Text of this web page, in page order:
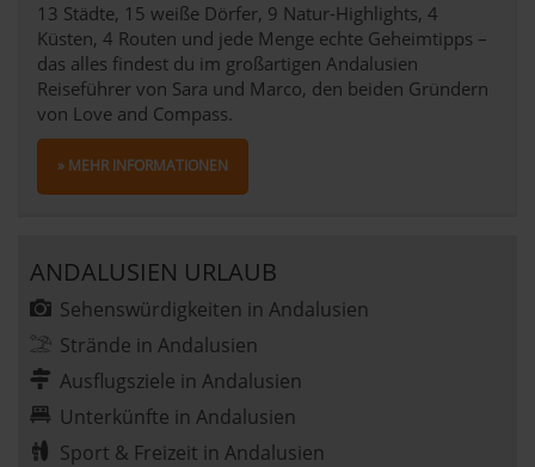
13 Städte, 15 weiße Dörfer, 9 Natur-Highlights, 4
Küsten, 4 Routen und jede Menge echte Geheimtipps –
das alles findest du im großartigen Andalusien
Reiseführer von Sara und Marco, den beiden Gründern
von Love and Compass.
» MEHR INFORMATIONEN
ANDALUSIEN URLAUB
Sehenswürdigkeiten in Andalusien
Strände in Andalusien
Ausflugsziele in Andalusien
Unterkünfte in Andalusien
Sport & Freizeit in Andalusien